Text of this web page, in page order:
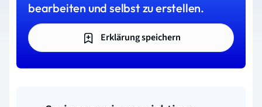
bearbeiten und selbst zu erstellen.
Erklärung speichern